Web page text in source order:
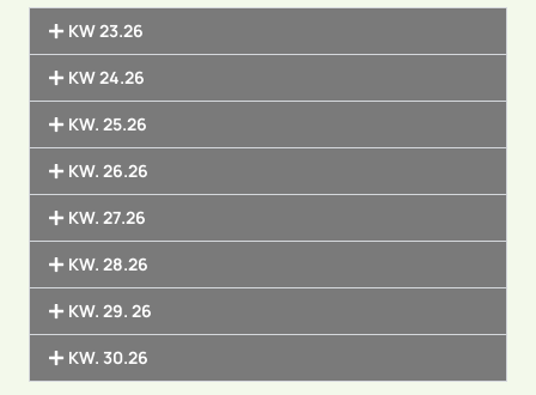
KW 23.26
KW 24.26
KW. 25.26
KW. 26.26
KW. 27.26
KW. 28.26
KW. 29. 26
KW. 30.26